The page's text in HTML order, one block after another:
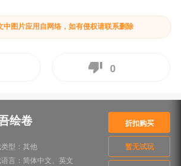
中图片应用自网络，如有侵权请联系删除
0
绘卷
类型：其他
语言：简体中文、英文
折扣购买
暂无试玩